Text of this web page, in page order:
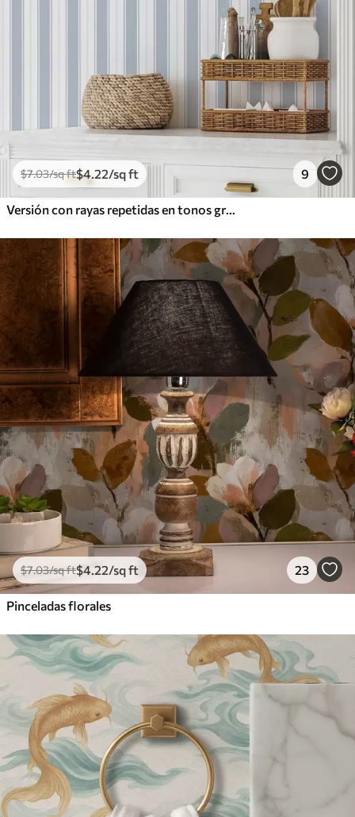
$7.03/sq ft$4.22/sq ft 9
Versión con rayas repetidas en tonos grises y azules
$7.03/sq ft$4.22/sq ft 23
Pinceladas florales